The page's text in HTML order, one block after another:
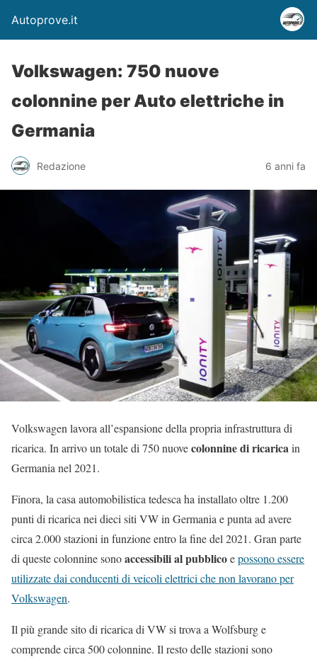
Autoprove.it
Volkswagen: 750 nuove
colonnine per Auto elettriche in
Germania
Redazione 6 anni fa
Volkswagen lavora all’espansione della propria infrastruttura di
ricarica. In arrivo un totale di 750 nuovecolonnine di ricaricain
Germania nel 2021.
Finora, la casa automobilistica tedesca ha installato oltre 1.200
punti di ricarica nei dieci siti VW in Germania e punta ad avere
circa 2.000 stazioni in funzione entro la fine del 2021. Gran parte
di queste colonnine sonoaccessibili al pubblicoepossono essere
utilizzate dai conducenti di veicoli elettrici che non lavorano per
Volkswagen.
Il più grande sito di ricarica di VW si trova a Wolfsburg e
comprende circa 500 colonnine. Il resto delle stazioni sono